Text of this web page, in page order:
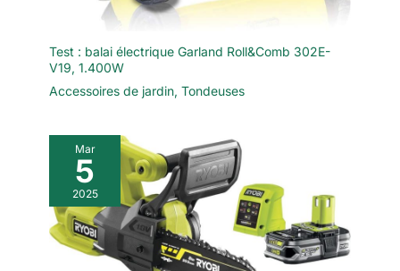
Test : balai électrique Garland Roll&Comb 302E-
V19, 1.400W
Accessoires de jardin, Tondeuses
Mar
5
2025